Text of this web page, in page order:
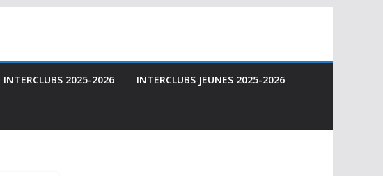
INTERCLUBS 2025-2026 INTERCLUBS JEUNES 2025-2026